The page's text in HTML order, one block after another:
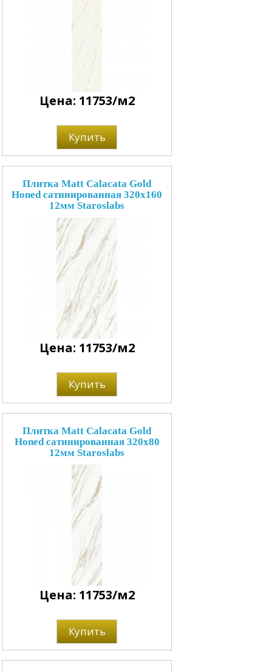
Цена: 11753/м2
Купить
Плитка Matt Calacata Gold
Honed сатинированная 320x160
12мм Staroslabs
Цена: 11753/м2
Купить
Плитка Matt Calacata Gold
Honed сатинированная 320x80
12мм Staroslabs
Цена: 11753/м2
Купить